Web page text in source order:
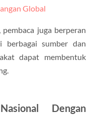
Global
juga berperan
berbagai sumber dan
dapat membentuk
Dengan